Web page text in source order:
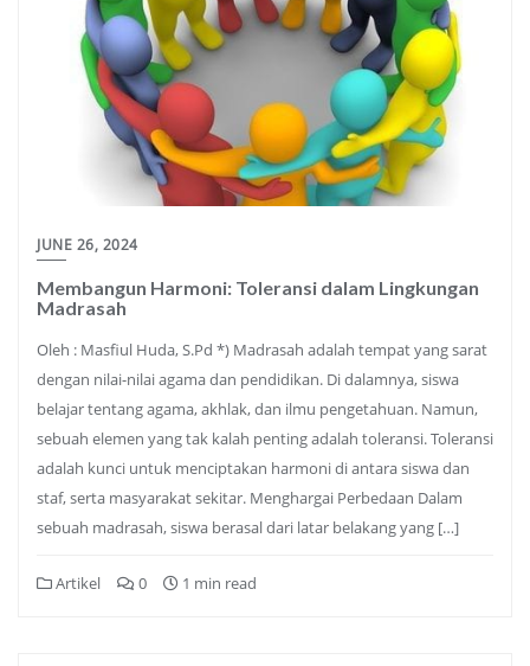
JUNE 26, 2024
Membangun Harmoni: Toleransi dalam Lingkungan
Madrasah
Oleh : Masfiul Huda, S.Pd *) Madrasah adalah tempat yang sarat
dengan nilai-nilai agama dan pendidikan. Di dalamnya, siswa
belajar tentang agama, akhlak, dan ilmu pengetahuan. Namun,
sebuah elemen yang tak kalah penting adalah toleransi. Toleransi
adalah kunci untuk menciptakan harmoni di antara siswa dan
staf, serta masyarakat sekitar. Menghargai Perbedaan Dalam
sebuah madrasah, siswa berasal dari latar belakang yang […]
Artikel 0 1 min read